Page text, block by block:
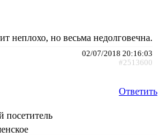
неплохо, но весьма недолговечна.
02/07/2018 20:16:03
#2513600
Ответить
посетитель